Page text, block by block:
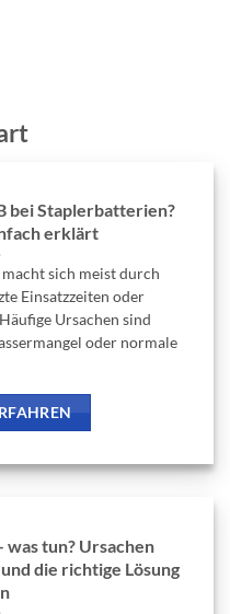
bei Staplerbatterien?
erklärt
sich meist durch
Einsatzzeiten oder
Ursachen sind
oder normale
tun? Ursachen
die richtige Lösung